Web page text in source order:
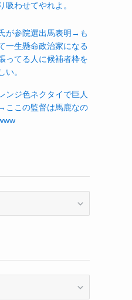
吸わせてやれよ。
が参院選出馬表明→も
一生懸命政治家になる
ってる人に候補者枠を
い。
ンジ色ネクタイで巨人
ここの監督は馬鹿なの